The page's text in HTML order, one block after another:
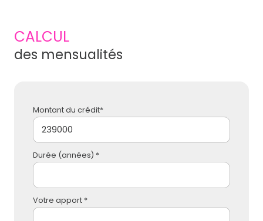
CALCUL
des mensualités
Montant du crédit*
Durée (années) *
Votre apport *